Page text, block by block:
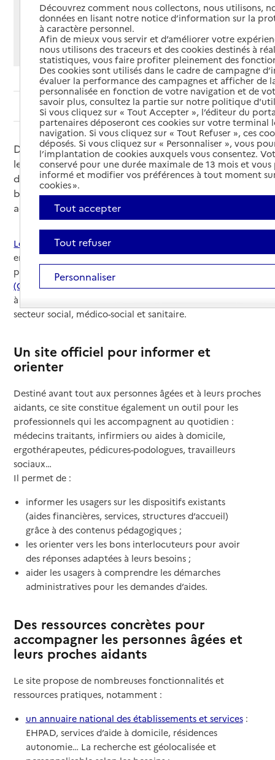
ImprimerPartager par email
Partager sur Facebook
Partager sur X
Partager sur Linkedin
Si vous souhaitez partager sur Facebook, LinkedIn, X et
Whatsapp, veuillezautoriser le dépôt de cookies.
Sommaire
Dans un contexte de vieillissement de la population,
les professionnels et organisations engagées auprès
des personnes âgées et de leurs proches aidants ont
besoin de ressources de confiance, accessibles et
actualisées.
Le site pour-les-personnes-agees.gouv.fr
enjeu. Porté par la Sécurité sociale et plus précisément
par l
a Caisse nationale de solidarité pour l’autonomie
(CNSA)
, le site centralise des informations essentielles
à destination du grand public, mais aussi des acteurs du
secteur social, médico-social et sanitaire.
Un site officiel pour informer et
orienter
Destiné avant tout aux personnes âgées et à leurs proches
aidants, ce site constitue également un outil pour les
professionnels qui les accompagnent au quotidien :
médecins traitants, infirmiers ou aides à domicile,
ergothérapeutes, pédicures-podologues, travailleurs
sociaux…
Il permet de :
informer les usagers sur les dispositifs existants
(aides financières, services, structures d’accueil)
grâce à des contenus pédagogiques ;
les orienter vers les bons interlocuteurs pour avoir
des réponses adaptées à leurs besoins ;
aider les usagers à comprendre les démarches
administratives pour les demandes d’aides.
Des ressources concrètes pour
accompagner les personnes âgées et
leurs proches aidants
Le site propose de nombreuses fonctionnalités et
ressources pratiques, notamment :
un annuaire national des établissements et services:
EHPAD, services d’aide à domicile, résidences
autonomie… La recherche est géolocalisée et
Découvrez comment nous collectons, nous utilisons,
données en lisant notre notice d’information sur la
à caractère personnel.
Afin de mieux vous servir et d’améliorer votre
nous utilisons des traceurs et des cookies destinés à
statistiques, vous faire profiter pleinement des
Des cookies sont utilisés dans le cadre de campagne
évaluer la performance des campagnes et afficher de
personnalisée en fonction de votre navigation et de
savoir plus, consultez la partie sur notre politique
Si vous cliquez sur « Tout Accepter », l’éditeur du
partenaires déposeront ces cookies sur votre terminal
navigation. Si vous cliquez sur « Tout Refuser », ces
déposés. Si vous cliquez sur « Personnaliser », vous
l’implantation de cookies auxquels vous consentez.
conservé pour une durée maximale de 13 mois et
informé et modifier vos préférences à tout moment
cookies ».
Tout accepter
Tout refuser
Personnaliser